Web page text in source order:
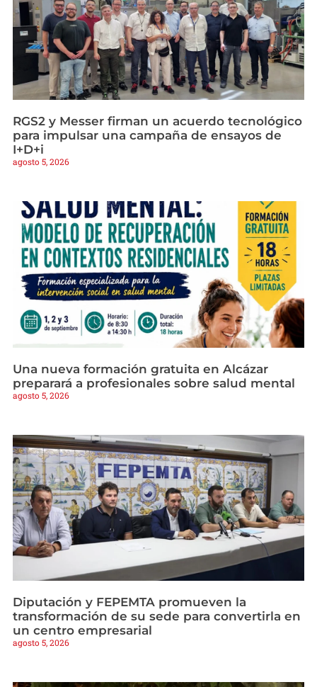
RGS2 y Messer firman un acuerdo tecnológico
para impulsar una campaña de ensayos de
I+D+i
agosto 5, 2026
Una nueva formación gratuita en Alcázar
preparará a profesionales sobre salud mental
agosto 5, 2026
Diputación y FEPEMTA promueven la
transformación de su sede para convertirla en
un centro empresarial
agosto 5, 2026